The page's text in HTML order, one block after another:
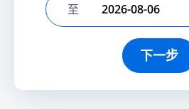
选择结束日期
至
下一步